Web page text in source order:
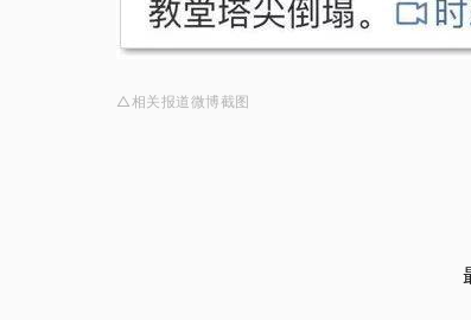
△相关报道微博截图